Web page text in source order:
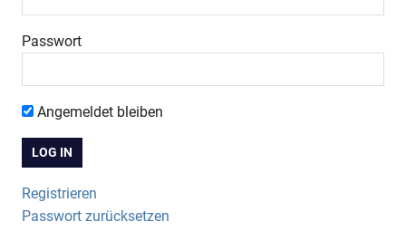
Passwort
Angemeldet bleiben
Registrieren
Passwort zurücksetzen